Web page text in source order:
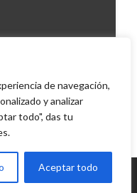
de navegación,
y analizar
todo", das tu
Aceptar todo
sin
am